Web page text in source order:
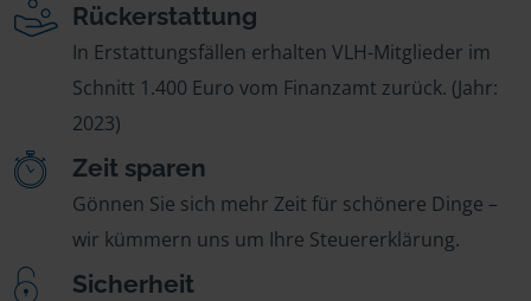
Rückerstattung
In Erstattungsfällen erhalten VLH-Mitglieder im
Schnitt 1.400 Euro vom Finanzamt zurück. (Jahr:
2023)
Zeit sparen
Gönnen Sie sich mehr Zeit für schönere Dinge –
wir kümmern uns um Ihre Steuererklärung.
Sicherheit